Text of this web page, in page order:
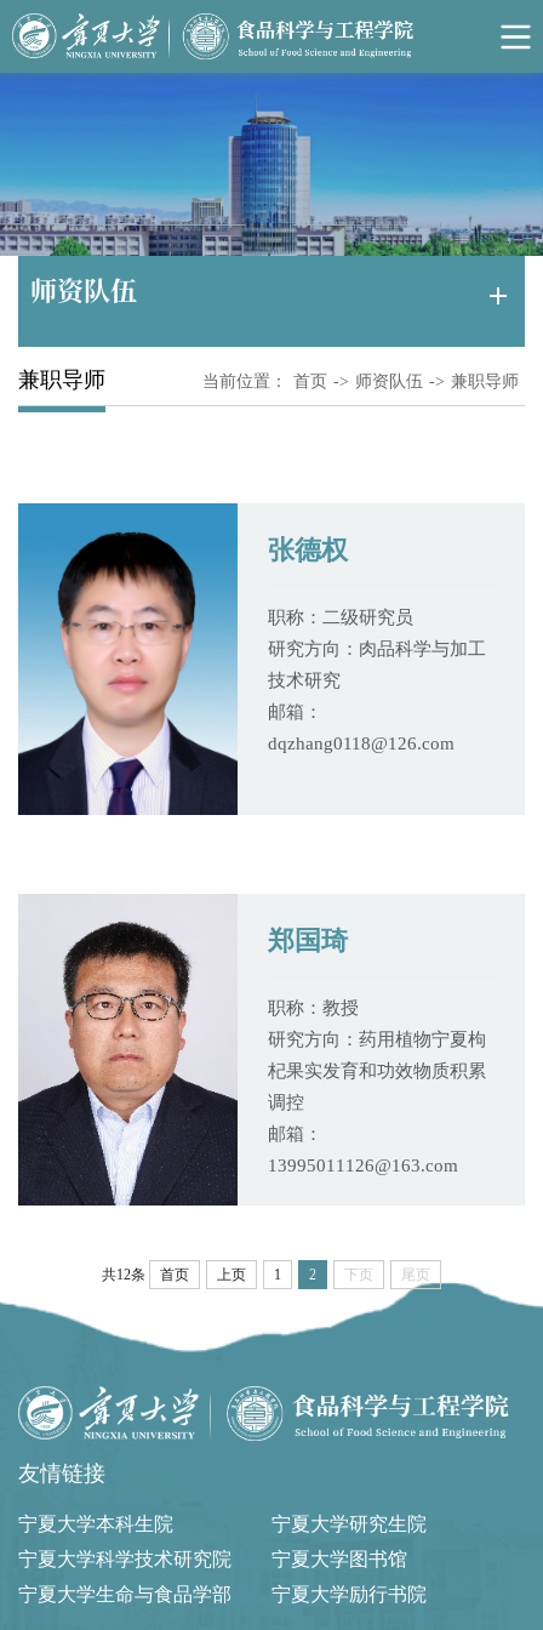
师资队伍
兼职导师 当前位置： 首页 -> 师资队伍 -> 兼职导师
张德权
职称：二级研究员
研究方向：肉品科学与加工
技术研究
邮箱：
dqzhang0118@126.com
郑国琦
职称：教授
研究方向：药用植物宁夏枸
杞果实发育和功效物质积累
调控
邮箱：
13995011126@163.com
共12条 首页 上页 1 2 下页 尾页
友情链接
宁夏大学本科生院
宁夏大学研究生院
宁夏大学科学技术研究院
宁夏大学图书馆
宁夏大学生命与食品学部
宁夏大学励行书院